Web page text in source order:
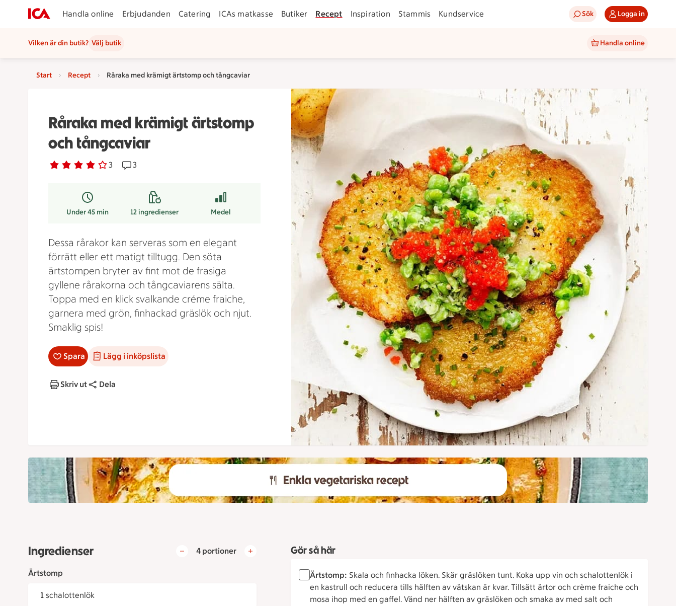
Handla online Erbjudanden Catering ICAs matkasse Butiker Recept Inspiration Stammis Kundservice Sök Logga in
Vilken är din butik? Välj butik Handla online
Start Recept Råraka med krämigt ärtstomp och tångcaviar
Råraka med krämigt ärtstomp
och tångcaviar
Betyg 4 av 5. 3
3 personer har röstatReceptet har 3 kommentarer
3
Under 45 min 12ingredienser Medel
Dessa rårakor kan serveras som en elegant
förrätt eller ett matigt tilltugg. Den söta
ärtstompen bryter av fint mot de frasiga
gyllene rårakorna och tångcaviarens sälta.
Toppa med en klick svalkande créme fraiche,
garnera med grön, finhackad gräslök och njut.
Smaklig spis!
Spara Lägg i inköpslista
Skriv ut Dela
Ingredienser 4 portioner
Ärtstomp
1 schalottenlök
Gör så här
Ärtstomp: Skala och ﬁnhacka löken. Skär gräslöken tunt. Koka upp vin och schalottenlök i
en kastrull och reducera tills hälften av vätskan är kvar. Tillsätt ärtor och crème fraiche och
mosa ihop med en gaffel. Vänd ner hälften av gräslöken och smaka av med salt och